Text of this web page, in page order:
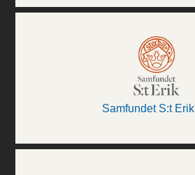
Samfundet S:t Erik